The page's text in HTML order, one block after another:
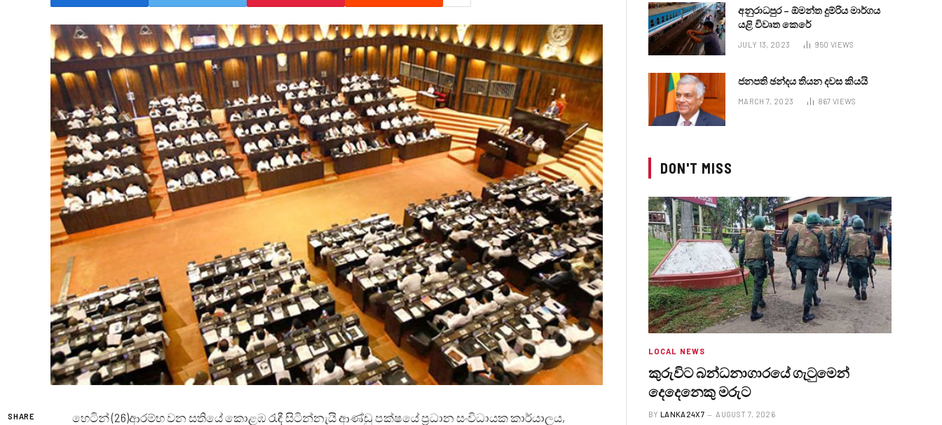
SHARE
හෙටින් (26)ආරම්භ වන සතියේ කොළඹ රැඳී සිටින්නැයි ආණ්ඩු පක්ෂයේ ප්‍රධාන සංවිධායක කාර්යාලය,
අනුරාධපුර – ඕමන්ත දුම්රිය මාර්ගය
යළි විවෘත කෙරේ
JULY 13, 2023 950 VIEWS
ජනපති ඡන්දය තියන දවස කියයි
MARCH 7, 2023 867 VIEWS
DON'T MISS
LOCAL NEWS
කුරුවිට බන්ධනාගාරයේ ගැටුමෙන්
දෙදෙනෙකු මරුට
BY LANKA24X7 AUGUST 7, 2026